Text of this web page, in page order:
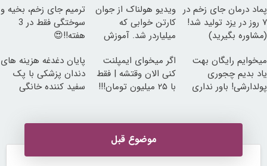
پماد درمان جای زخم در
۷ روز در یزد تولید شد!
(مشاوره بگیرید)
ویدیو هولناک از جوان
کارتن خوابی که
میلیاردر شد. آموزش
ترمیم جای زخم، بخیه و
سوختگی فقط در 3
هفته!!😍
میخوایم رایگان بهت
یاد بدیم چجوری
پولدارشی! باور نداری
اگر میخوای ایمپلنت
کنی الان وقتشه | فقط
با ۲۵ میلیون تومان!!!
پایان دغدغه هزینه های
دندان پزشکی با پک
سفید کننده خانگی
موضوع قبل